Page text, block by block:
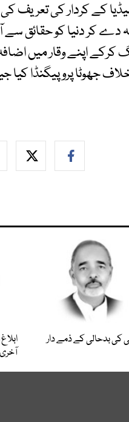
کے کردار کی تعریف
کر دنیا کو حقائق سے
کرکے اپنے وقار میں
جھوٹا پروپیگنڈا
کی بدحالی کے ذمے دار